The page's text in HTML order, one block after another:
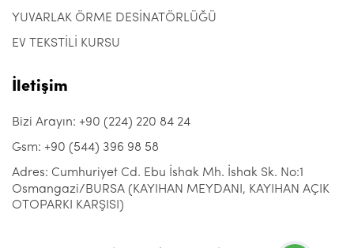
YUVARLAK ÖRME DESİNATÖRLÜĞÜ
EV TEKSTİLİ KURSU
İletişim
Bizi Arayın: +90 (224) 220 84 24
Gsm: +90 (544) 396 98 58
Adres: Cumhuriyet Cd. Ebu İshak Mh. İshak Sk. No:1
Osmangazi/BURSA (KAYIHAN MEYDANI, KAYIHAN AÇIK
OTOPARKI KARŞISI)